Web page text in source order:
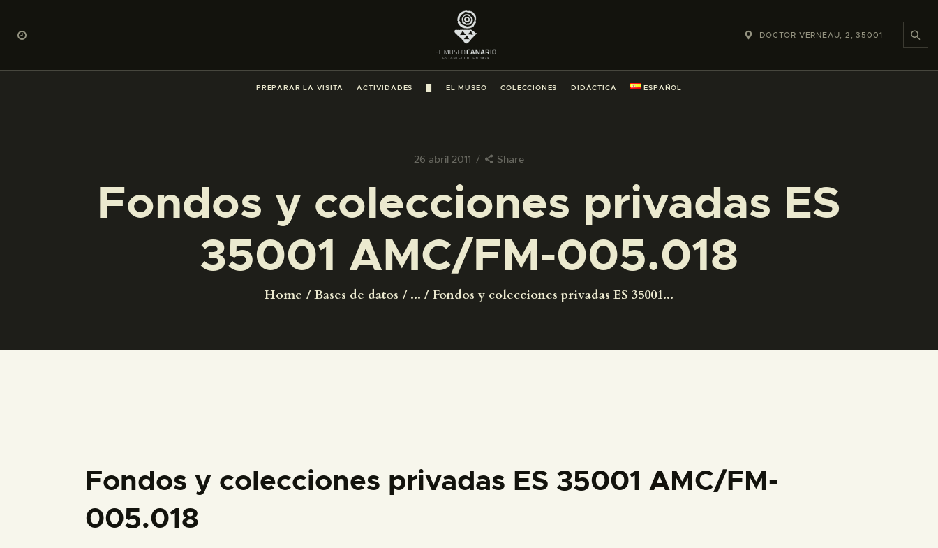
DOCTOR VERNEAU, 2, 35001
PREPARAR LA VISITA ACTIVIDADES EL MUSEO COLECCIONES DIDÁCTICA ESPAÑOL
26 abril 2011 Share
Fondos y colecciones privadas ES
35001 AMC/FM-005.018
Home Bases de datos ... Fondos y colecciones privadas ES 35001...
PREPARAR LA VISITA
ACTIVIDADES
█
COLECCIONES
DIDÁCTICA
ESPAÑOL
Fondos y colecciones privadas ES 35001 AMC/FM-
005.018